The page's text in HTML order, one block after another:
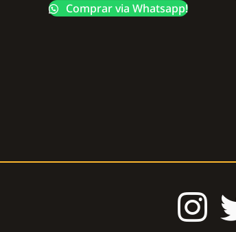
Comprar via Whatsapp!